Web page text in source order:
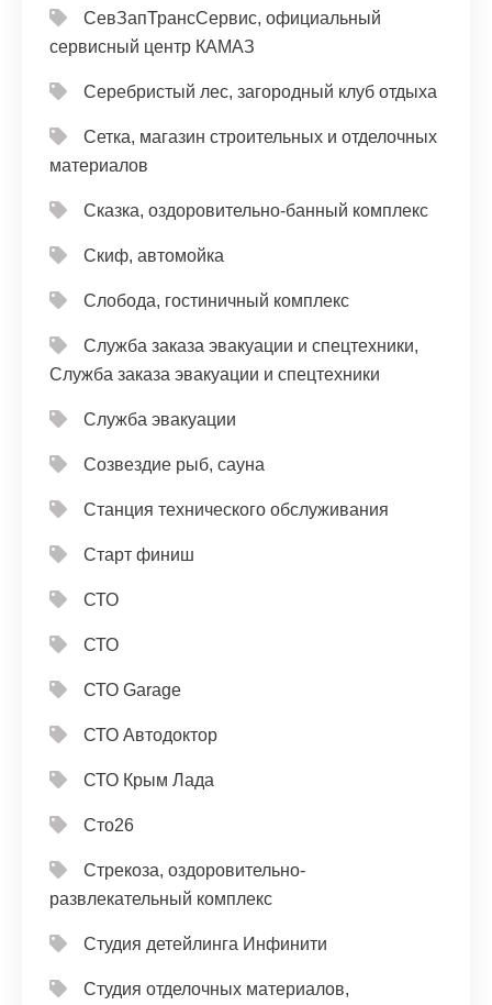
СевЗапТрансСервис, официальный
сервисный центр КАМАЗ
Серебристый лес, загородный клуб отдыха
Сетка, магазин строительных и отделочных
материалов
Сказка, оздоровительно-банный комплекс
Скиф, автомойка
Слобода, гостиничный комплекс
Служба заказа эвакуации и спецтехники,
Служба заказа эвакуации и спецтехники
Служба эвакуации
Созвездие рыб, сауна
Станция технического обслуживания
Старт финиш
СТО
СТО
СТО Garage
СТО Автодоктор
СТО Крым Лада
Сто26
Стрекоза, оздоровительно-
развлекательный комплекс
Студия детейлинга Инфинити
Студия отделочных материалов,